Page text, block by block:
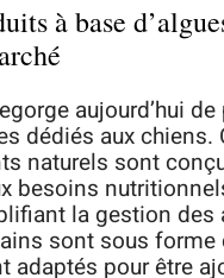
à base
aujourd’hui
dédiés aux chiens.
naturels sont
besoins
la gestion des
sont sous forme
adaptés pour être